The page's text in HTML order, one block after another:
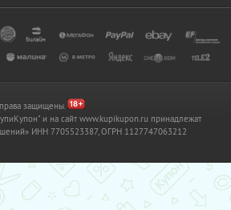
защищены.
и на сайт www.kupikupon.ru принадлежат
ИНН 7705523387, ОГРН 1127747063212